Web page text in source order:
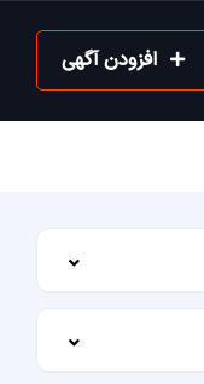
افزودن آگهی